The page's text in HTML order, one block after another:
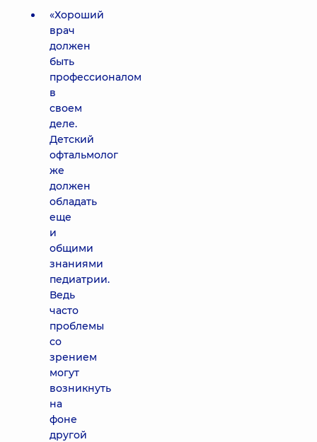
«Хороший
врач
должен
быть
профессионалом
в
своем
деле.
Детский
офтальмолог
же
должен
обладать
еще
и
общими
знаниями
педиатрии.
Ведь
часто
проблемы
со
зрением
могут
возникнуть
на
фоне
другой